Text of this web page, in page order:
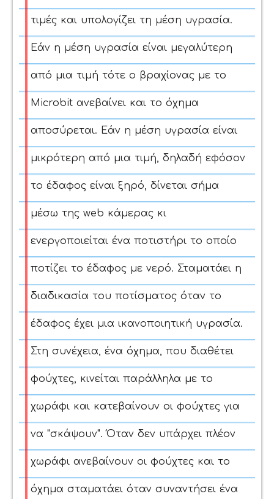
τιμές και υπολογίζει τη μέση υγρασία.
Εάν η μέση υγρασία είναι μεγαλύτερη
από μια τιμή τότε ο βραχίονας με το
Microbit ανεβαίνει και το όχημα
αποσύρεται. Εάν η μέση υγρασία είναι
μικρότερη από μια τιμή, δηλαδή εφόσον
το έδαφος είναι ξηρό, δίνεται σήμα
μέσω της web κάμερας κι
ενεργοποιείται ένα ποτιστήρι το οποίο
ποτίζει το έδαφος με νερό. Σταματάει η
διαδικασία του ποτίσματος όταν το
έδαφος έχει μια ικανοποιητική υγρασία.
Στη συνέχεια, ένα όχημα, που διαθέτει
φούχτες, κινείται παράλληλα με το
χωράφι και κατεβαίνουν οι φούχτες για
να "σκάψουν". Όταν δεν υπάρχει πλέον
χωράφι ανεβαίνουν οι φούχτες και το
όχημα σταματάει όταν συναντήσει ένα